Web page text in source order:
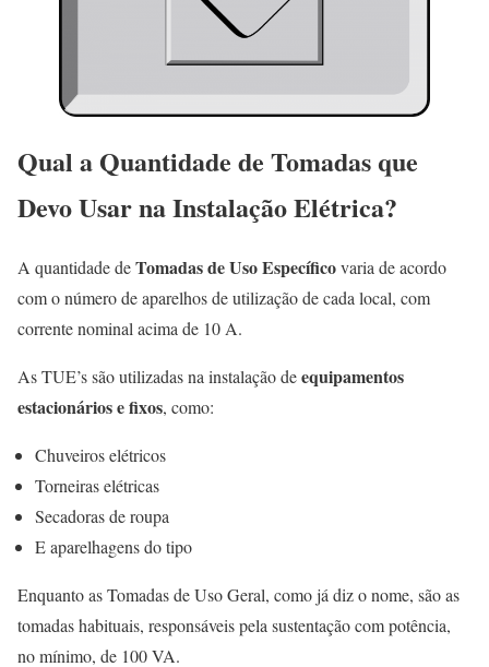
Qual a Quantidade de Tomadas que
Devo Usar na Instalação Elétrica?
A quantidade deTomadas de Uso Específicovaria de acordo
com o número de aparelhos de utilização de cada local, com
corrente nominal acima de 10 A.
As TUE’s são utilizadas na instalação deequipamentos
estacionários e fixos, como:
Chuveiros elétricos
Torneiras elétricas
Secadoras de roupa
E aparelhagens do tipo
Enquanto as Tomadas de Uso Geral, como já diz o nome, são as
tomadas habituais, responsáveis pela sustentação com potência,
no mínimo, de 100 VA.